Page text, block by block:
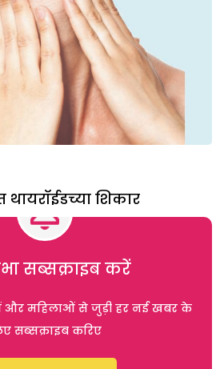
शिकार
सब्सक्राइब करें
और महिलाओं से जुड़ी हर नई खबर के
सब्सक्राइब करिए